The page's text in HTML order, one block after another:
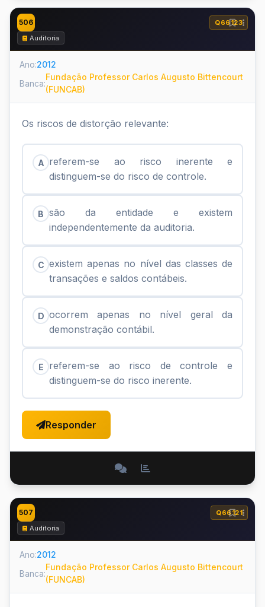
506
Q66123
Auditoria
Ano:2012
Banca:
Fundação Professor Carlos Augusto Bittencourt
(FUNCAB)
Os riscos de distorção relevante:
A referem-se ao risco inerente e
distinguem-se do risco de controle.
B são da entidade e existem
independentemente da auditoria.
C existem apenas no nível das classes de
transações e saldos contábeis.
D ocorrem apenas no nível geral da
demonstração contábil.
E
referem-se ao risco de controle e
distinguem-se do risco inerente.
Responder
507
Q66121
Auditoria
Ano:2012
Banca:
Fundação Professor Carlos Augusto Bittencourt
(FUNCAB)